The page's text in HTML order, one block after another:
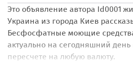
Это объявление автора Id0001
Украина из города Киев
Бесфосфатные моющие
актуально на сегодняшний день
пересчете на любую валюту.
Наши посетители могут